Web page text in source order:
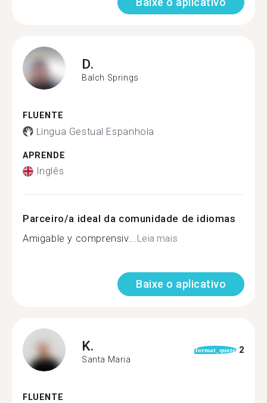
D.
Balch Springs
FLUENTE
Língua Gestual Espanhola
APRENDE
Inglês
Parceiro/a ideal da comunidade de idiomas
Amigable y comprensiv...Leia mais
Baixe o aplicativo
K.
Santa Maria
format_quote 2
FLUENTE